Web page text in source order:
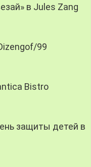
в Jules Zang
99
Bistro
защиты детей в